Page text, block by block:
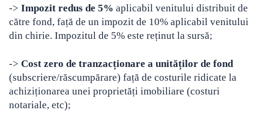
-> Impozit redus de 5% aplicabil venitului distribuit de
către fond, față de un impozit de 10% aplicabil venitului
din chirie. Impozitul de 5% este reținut la sursă;
-> Cost zero de tranzacționare a unităților de fond
(subscriere/răscumpărare) față de costurile ridicate la
achiziționarea unei proprietăți imobiliare (costuri
notariale, etc);